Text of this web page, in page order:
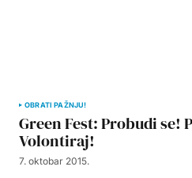
OBRATI PAŽNJU!
Green Fest: Probudi se!
Volontiraj!
7. oktobar 2015.